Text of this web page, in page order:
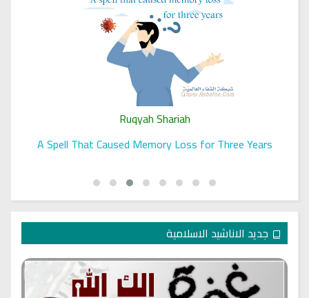
Ruqyah Shariah
A Spell That Caused Memory Loss for Three Years
جديد الاناشيد الاسلامية